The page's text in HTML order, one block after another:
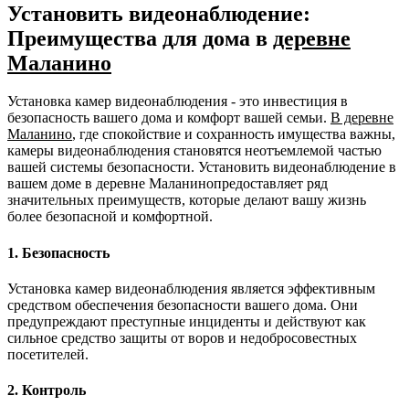
Установить видеонаблюдение:
Преимущества для дома в деревне
Маланино
Установка камер видеонаблюдения - это инвестиция в
безопасность вашего дома и комфорт вашей семьи. В деревне
Маланино, где спокойствие и сохранность имущества важны,
камеры видеонаблюдения становятся неотъемлемой частью
вашей системы безопасности. Установить видеонаблюдение в
вашем доме в деревне Маланинопредоставляет ряд
значительных преимуществ, которые делают вашу жизнь
более безопасной и комфортной.
1. Безопасность
Установка камер видеонаблюдения является эффективным
средством обеспечения безопасности вашего дома. Они
предупреждают преступные инциденты и действуют как
сильное средство защиты от воров и недобросовестных
посетителей.
2. Контроль